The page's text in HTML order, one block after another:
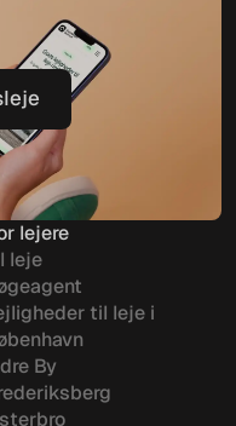
lejere
leje
til leje i
By